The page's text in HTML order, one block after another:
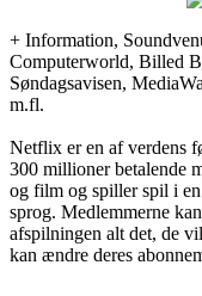
+ Information,
Computerworld, Billed
Søndagsavisen,
m.fl.
Netflix er en af verdens
300 millioner betalende
og film og spiller spil i
sprog. Medlemmerne
afspilningen alt det, de
kan ændre deres